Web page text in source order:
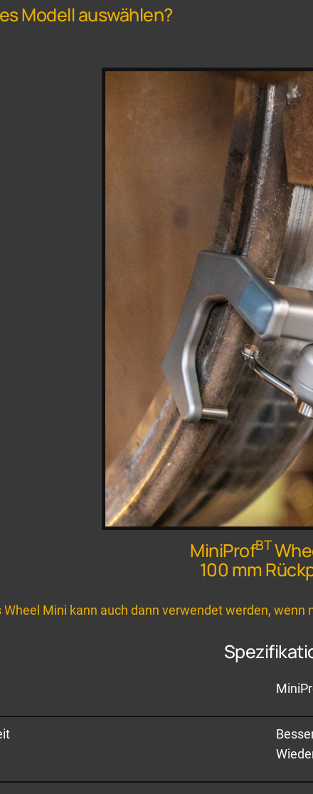
Modell auswählen?
MiniProfBT
100 mm
Wheel Mini kann auch dann verwendet werden,